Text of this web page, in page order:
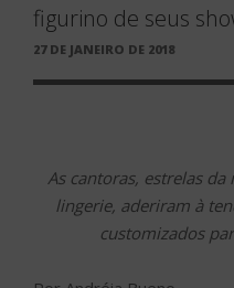
figurino de seus
PUBLICADO
27 DE JANEIRO DE 2018
As cantoras, estrelas
lingerie, aderiram à
customizados